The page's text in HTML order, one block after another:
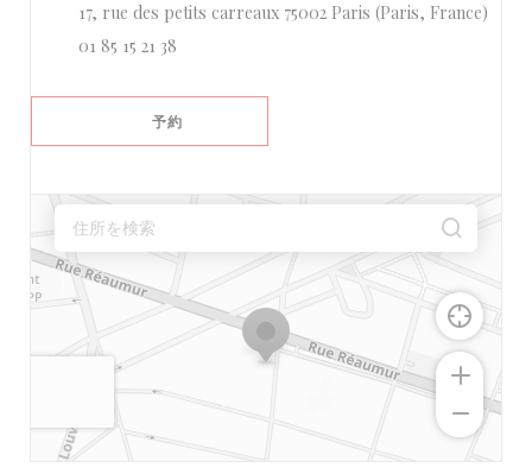
17, rue des petits carreaux 75002 Paris (Paris, France)
01 85 15 21 38
予約